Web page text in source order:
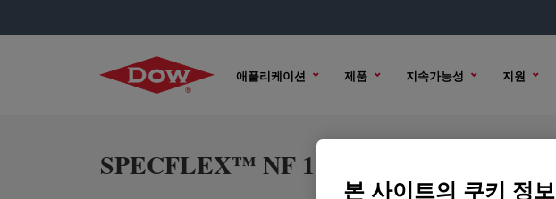
애플리케이션 제품 지속가능성 지원
SPECFLEX™ NF 1104 Polyol DA
본 사이트의 쿠키 정보